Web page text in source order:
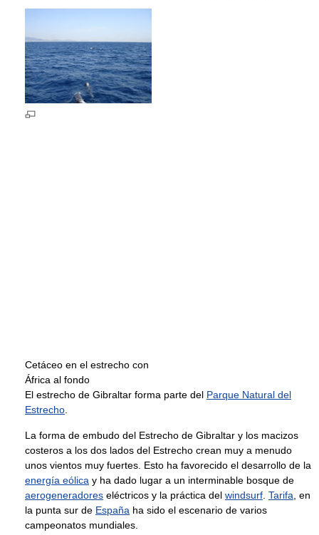
Cetáceo en el estrecho con
África al fondo
El estrecho de Gibraltar forma parte del Parque Natural del
Estrecho.
La forma de embudo del Estrecho de Gibraltar y los macizos
costeros a los dos lados del Estrecho crean muy a menudo
unos vientos muy fuertes. Esto ha favorecido el desarrollo de la
energía eólica y ha dado lugar a un interminable bosque de
aerogeneradores eléctricos y la práctica del windsurf. Tarifa, en
la punta sur de España ha sido el escenario de varios
campeonatos mundiales.